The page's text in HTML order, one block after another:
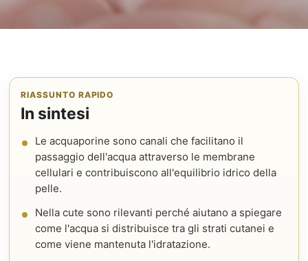
RIASSUNTO RAPIDO
In sintesi
Le acquaporine sono canali che facilitano il
passaggio dell'acqua attraverso le membrane
cellulari e contribuiscono all'equilibrio idrico della
pelle.
Nella cute sono rilevanti perché aiutano a spiegare
come l'acqua si distribuisce tra gli strati cutanei e
come viene mantenuta l'idratazione.